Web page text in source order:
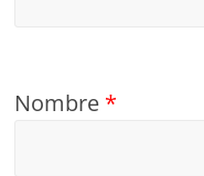
Nombre *